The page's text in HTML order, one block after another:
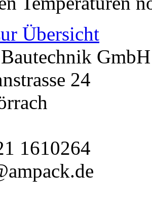
Übersicht
GmbH
24
1610264